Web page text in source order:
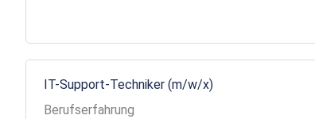
IT-Support-Techniker (m/w/x)
Berufserfahrung